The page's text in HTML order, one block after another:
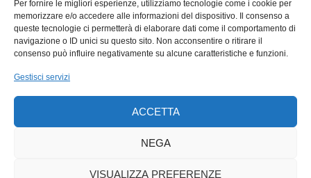
Per fornire le migliori esperienze, utilizziamo tecnologie come i cookie per
memorizzare e/o accedere alle informazioni del dispositivo. Il consenso a
queste tecnologie ci permetterà di elaborare dati come il comportamento di
navigazione o ID unici su questo sito. Non acconsentire o ritirare il
consenso può influire negativamente su alcune caratteristiche e funzioni.
Gestisci servizi
ACCETTA
NEGA
VISUALIZZA PREFERENZE